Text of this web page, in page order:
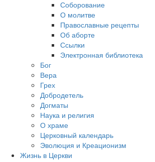
Соборование
О молитве
Православные рецепты
Об аборте
Ссылки
Электронная библиотека
Бог
Вера
Грех
Добродетель
Догматы
Наука и религия
О храме
Церковный календарь
Эволюция и Креационизм
Жизнь в Церкви